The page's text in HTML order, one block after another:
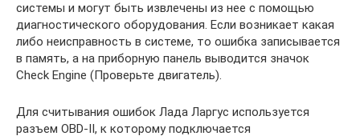
системы и могут быть извлечены из нее с помощью
диагностического оборудования. Если возникает какая
либо неисправность в системе, то ошибка записывается
в память, а на приборную панель выводится значок
Check Engine (Проверьте двигатель).
Для считывания ошибок Лада Ларгус используется
разъем OBD-II, к которому подключается